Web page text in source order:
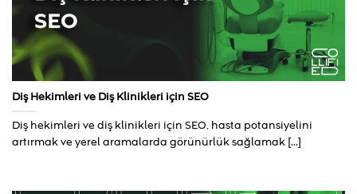
Diş Hekimleri ve Diş Klinikleri için SEO
Diş hekimleri ve diş klinikleri için SEO, hasta potansiyelini
artırmak ve yerel aramalarda görünürlük sağlamak [...]